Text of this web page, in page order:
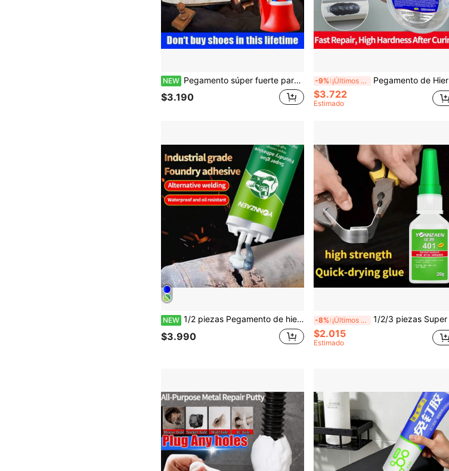
NEW Pegamento súper fuerte para reparación de zapatos, gran capacidad para uso de varias personas, adhesivo para zapatos de alta resistencia e impermeable, grado profesional, flexible y transparente, para reparación de suelas de zapatillas, botas, cuero, goma, lona, zapatos deportivos, de senderismo, tacones, sandalias y calzado
$3.190
-9% ¡Últimos 2 días Pegamento de Hierro y Barro Fuerte, Pegamento de Fundición, Agente de Reparación de Metal Resistente al Calor e Impermeable, Sellador de Plástico y Acero, Pegamento a Base de Agua para Construcción sin Soldadura, Pegamento Fuerte, Pegamento de Colores, Barra de Pegamento, Activador de Slime, Pegamento Corporal
$3.722
Estimado
NEW 1/2 piezas Pegamento de hierro fundido resistente a altas temperaturas, adhesivo metálico de alta resistencia, radiador de acero inoxidable, agente de reparación de fugas de tuberías de agua de plástico, pegamento AB de soldadura eléctrica impermeable y fuerte para sellado de hierro
$3.990
-8% ¡Últimos 2 días 1/2/3 piezas Super Glue/Pegamento 401, Super Glue, Pegamento Multiusos, Pegamento de Soldadura de Secado Rápido, Ampliamente Utilizado para Pegar Plástico, Metal, Hierro, Cerámica, Acero Inoxidable, Vidrio, Acrílico, Madera, Material de Zapatos, Piedra y Otros Materiales Varios. Pegamento de Secado Rápido, Pegamento 502, Pegamento para Manualidades, Resistente al Calor, Multifuncional, Soldadura Fuerte, Pegamento para Mantenimiento Diario del Hogar
$2.015
Estimado